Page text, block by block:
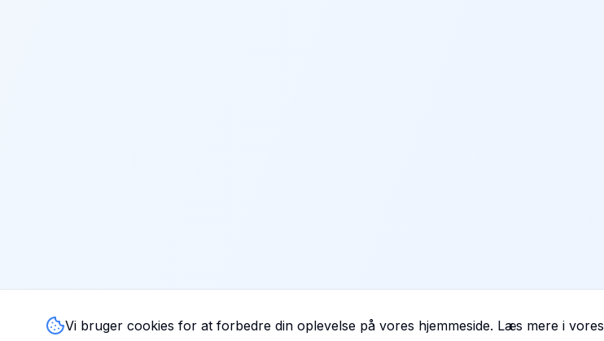
Vi bruger cookies for at forbedre din oplevelse på vores hjemmeside. Læs mere i vores